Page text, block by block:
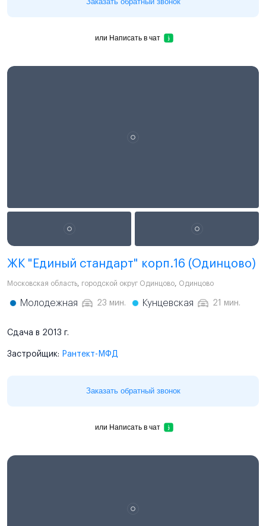
или Написать в чат
ЖК "Единый стандарт" корп.16 (Одинцово)
Московская область, городской округ Одинцово, Одинцово
Молодежная 23 мин. Кунцевская 21 мин.
Сдача в 2013 г.
Застройщик: Рантект-МФД
Заказать обратный звонок
или Написать в чат